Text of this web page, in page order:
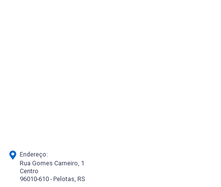
Endereço:
Rua Gomes Carneiro, 1
Centro
96010-610 - Pelotas, RS